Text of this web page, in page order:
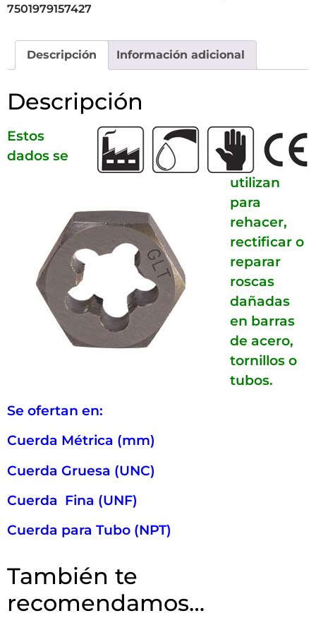
7501979157427
Descripción Información adicional
Descripción
Estos
dados se
utilizan
para
rehacer,
rectificar o
reparar
roscas
dañadas
en barras
de acero,
tornillos o
tubos.
Se ofertan en:
Cuerda Métrica (mm)
Cuerda Gruesa (UNC)
Cuerda Fina (UNF)
Cuerda para Tubo (NPT)
También te
recomendamos…